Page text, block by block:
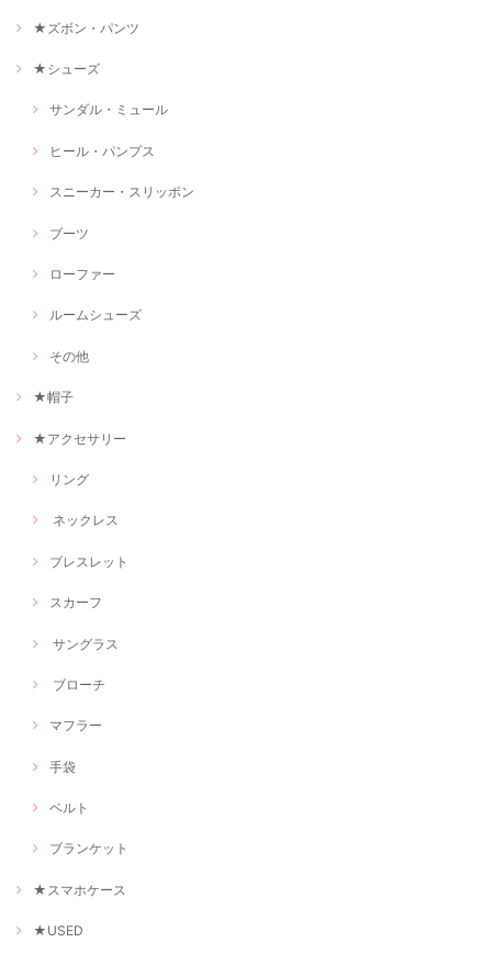
★ズボン・パンツ
★シューズ
サンダル・ミュール
ヒール・パンプス
スニーカー・スリッポン
ブーツ
ローファー
ルームシューズ
その他
★帽子
★アクセサリー
リング
ネックレス
ブレスレット
スカーフ
サングラス
ブローチ
マフラー
手袋
ベルト
ブランケット
★スマホケース
★USED